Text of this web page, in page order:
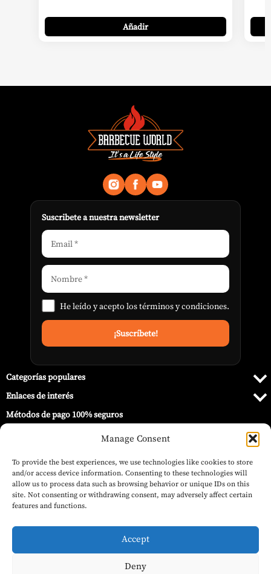
Manage Consent
To provide the best experiences, we use technologies like cookies to store
and/or access device information. Consenting to these technologies will
allow us to process data such as browsing behavior or unique IDs on this
site. Not consenting or withdrawing consent, may adversely affect certain
features and functions.
Accept
Deny
Añadir
Suscribete a nuestra newsletter
He leído y acepto lostérminos y condiciones.
Categorías populares
Enlaces de interés
Métodos de pago 100% seguros
© 2026 Barbecue World ®.